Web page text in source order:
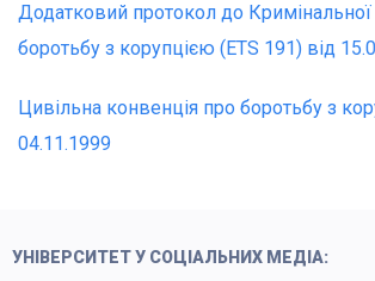
Додатковий протокол до Кримінальної
боротьбу з корупцією (ETS 191) від
Цивільна конвенція про боротьбу з
04.11.1999
УНІВЕРСИТЕТ У СОЦІАЛЬНИХ МЕДІА: